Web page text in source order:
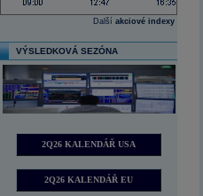
Další akciové indexy
VÝSLEDKOVÁ SEZÓNA
2Q26 KALENDÁŘ USA
2Q26 KALENDÁŘ EU